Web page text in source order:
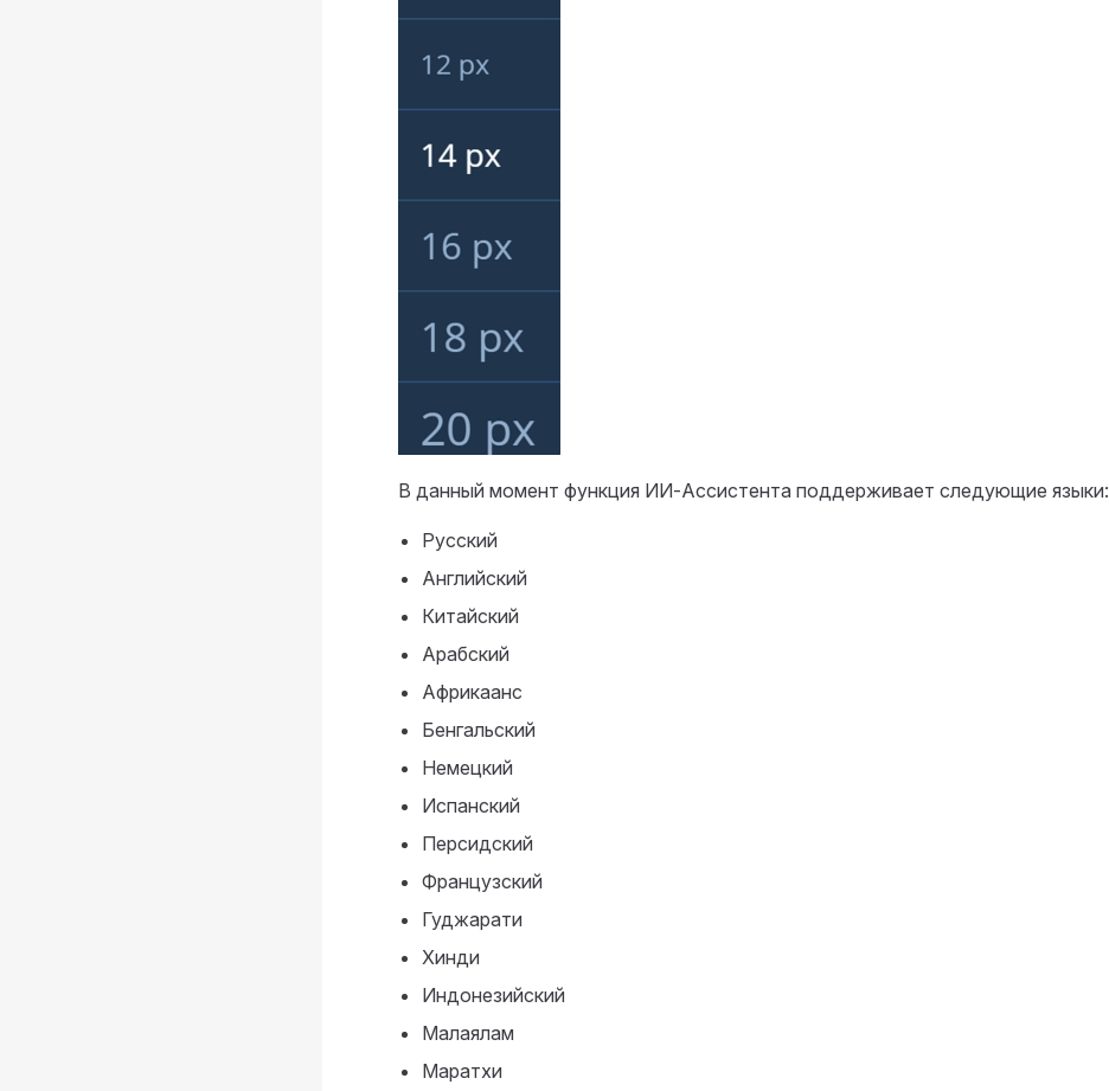
В данный момент функция ИИ-Ассистента поддерживает следующие языки:
Русский
Английский
Китайский
Арабский
Африкаанс
Бенгальский
Немецкий
Испанский
Персидский
Французский
Гуджарати
Хинди
Индонезийский
Малаялам
Маратхи